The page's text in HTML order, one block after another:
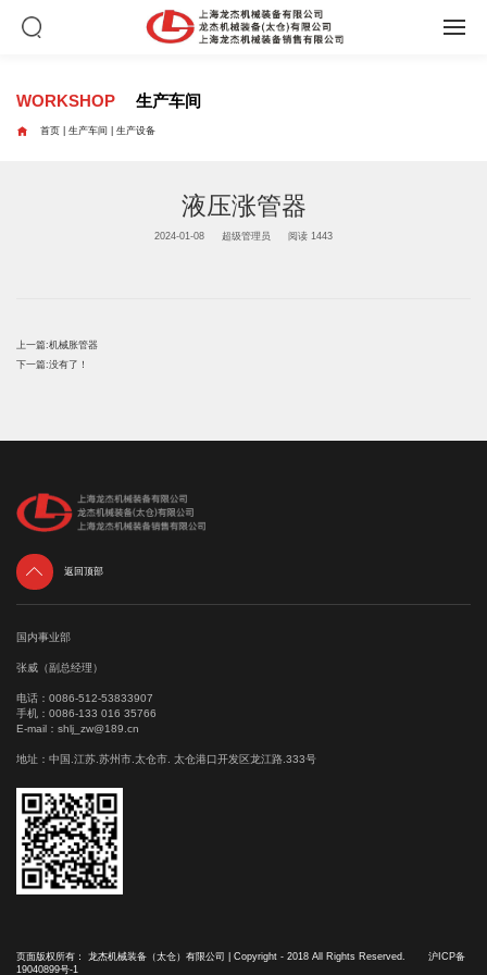
WORKSHOP 生产车间
 首页| 生产车间 生产设备
液压涨管器
2024-01-08 超级管理员 阅读 1443
上一篇:机械胀管器
下一篇:没有了！
 返回顶部
国内事业部
张威（副总经理）
电话： 0086-512-53833907
手机： 0086-133 016 35766
E-mail： shlj_zw@189.cn
地址：中国.江苏.苏州市.太仓市. 太仓港口开发区龙江路.333号
页面版权所有： 龙杰机械装备（太仓）有限公司 | Copyright - 2018 All Rights Reserved. 沪ICP备
19040899号-1